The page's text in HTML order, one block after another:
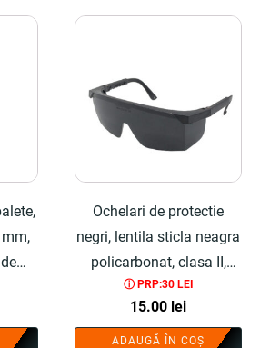
Ochelari de protectie
negri, lentila sticla neagra
policarbonat, clasa II,
lungime reglabila - COBI
SMART®
ⓘ PRP:30 LEI
15.00 lei
ADAUGĂ ÎN COȘ